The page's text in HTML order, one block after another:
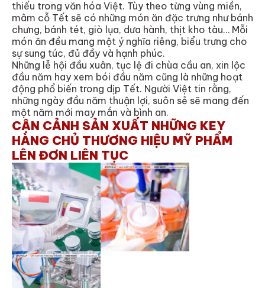
thiếu trong văn hóa Việt. Tùy theo từng vùng miền,
mâm cỗ Tết sẽ có những món ăn đặc trưng như bánh
chưng, bánh tét, giò lụa, dưa hành, thịt kho tàu… Mỗi
món ăn đều mang một ý nghĩa riêng, biểu trưng cho
sự sung túc, đủ đầy và hạnh phúc.
Những lễ hội đầu xuân, tục lệ đi chùa cầu an, xin lộc
đầu năm hay xem bói đầu năm cũng là những hoạt
động phổ biến trong dịp Tết. Người Việt tin rằng,
những ngày đầu năm thuận lợi, suôn sẻ sẽ mang đến
một năm mới may mắn và bình an.
CẬN CẢNH SẢN XUẤT NHỮNG KEY
HÀNG CHỦ THƯƠNG HIỆU MỸ PHẨM
LÊN ĐƠN LIÊN TỤC